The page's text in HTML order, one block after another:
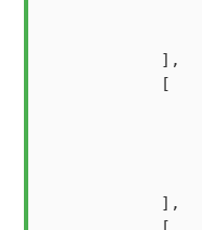
            ],
            [
            ],